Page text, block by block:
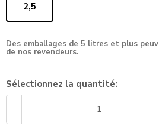
2,5
Des emballages de 5 litres et plus
de nos revendeurs.
Sélectionnez la quantité: